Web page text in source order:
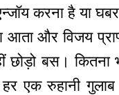
करना है या
आता और विजय
बस। कितना
हर एक रुहानी